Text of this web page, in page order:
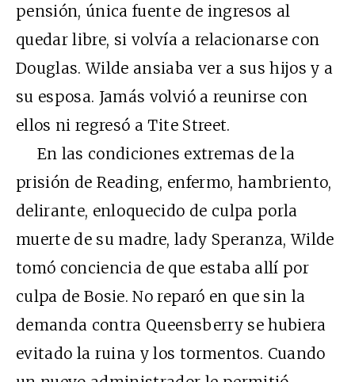
pensión, única fuente de ingresos al
quedar libre, si volvía a relacionarse con
Douglas. Wilde ansiaba ver a sus hijos y a
su esposa. Jamás volvió a reunirse con
ellos ni regresó a Tite Street.
En las condiciones extremas de la
prisión de Reading, enfermo, hambriento,
delirante, enloquecido de culpa porla
muerte de su madre, lady Speranza, Wilde
tomó conciencia de que estaba allí por
culpa de Bosie. No reparó en que sin la
demanda contra Queensberry se hubiera
evitado la ruina y los tormentos. Cuando